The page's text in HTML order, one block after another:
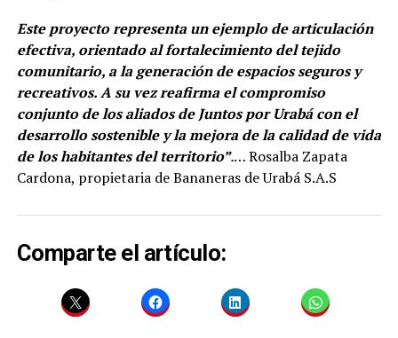
Este proyecto representa un ejemplo de articulación
efectiva, orientado al fortalecimiento del tejido
comunitario, a la generación de espacios seguros y
recreativos. A su vez reafirma el compromiso
conjunto de los aliados de Juntos por Urabá con el
desarrollo sostenible y la mejora de la calidad de vida
de los habitantes del territorio”.… Rosalba Zapata
Cardona, propietaria de Bananeras de Urabá S.A.S
Comparte el artículo: